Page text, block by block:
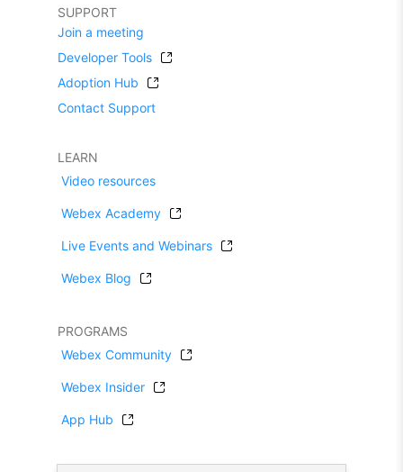
SUPPORT
Join a meeting
Developer Tools
Adoption Hub
Contact Support
LEARN
Video resources
Webex Academy
Live Events and Webinars
Webex Blog
PROGRAMS
Webex Community
Webex Insider
App Hub